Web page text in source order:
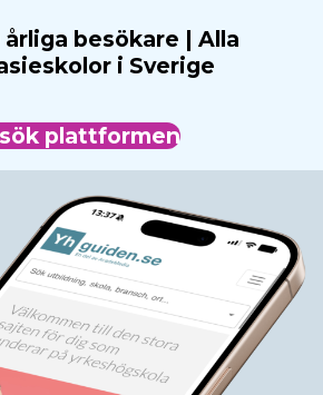
besökare | Alla
i Sverige
plattformen